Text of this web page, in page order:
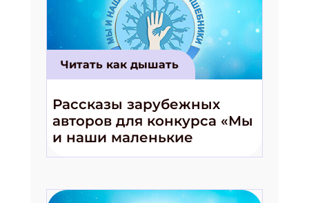
Читать как дышать
Рассказы зарубежных
авторов для конкурса «Мы
и наши маленькие
волшебники!»
Подпишись на рассылку
Получи электронный "Классный журнал" в
подарок!
Укажите Ваш Email